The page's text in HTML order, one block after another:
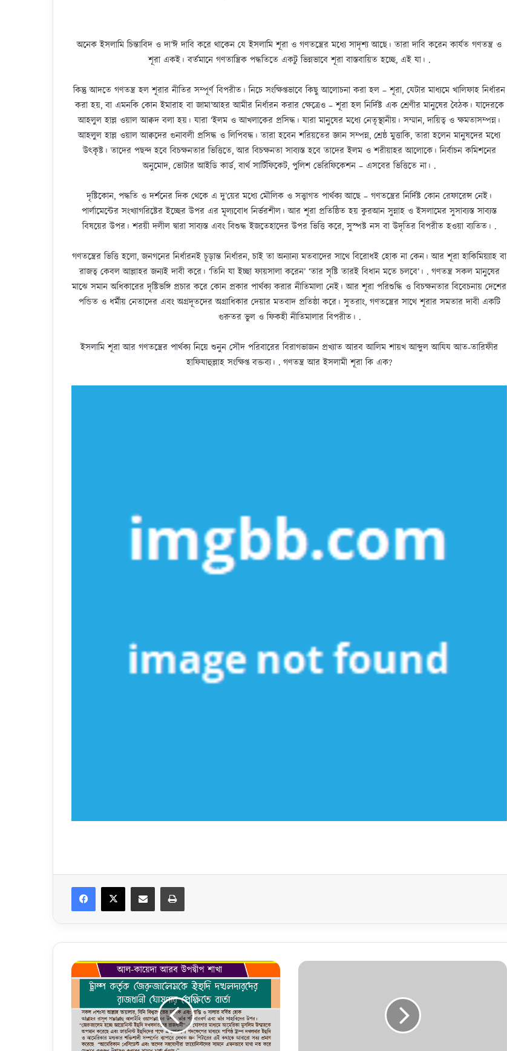
অনেক ইসলামি চিন্তাবিদ ও দা’ঈ দাবি করে থাকেন যে ইসলামি শূরা ও গণতন্ত্রের মধ্যে সাদৃশ্য আছে। তারা দাবি করেন কার্যত গণতন্ত্র ও
শূরা একই। বর্তমানে গণতান্ত্রিক পদ্ধতিতে একটু ভিন্নভাবে শূরা বাস্তবায়িত হচ্ছে, এই যা। .
কিন্তু আদতে গণতন্ত্র হল শূরার নীতির সম্পূর্ণ বিপরীত। নিচে সংক্ষিপ্তভাবে কিছু আলোচনা করা হল – শূরা, যেটার মাধ্যমে খালিফাহ নির্ধারন
করা হয়, বা এমনকি কোন ইমারাহ বা জামা’আহর আমীর নির্ধারন করার ক্ষেত্রেও – শূরা হল নির্দিষ্ট এক শ্রেণীর মানুষের বৈঠক। যাদেরকে
আহলুল হাল্ল ওয়াল আক্বদ বলা হয়। যারা ‘ইলম ও আখলাকের প্রসিদ্ধ। যারা মানুষের মধ্যে নেতৃস্থানীয়। সম্মান, দায়িত্ব ও ক্ষমতাসম্পন্ন।
আহলুল হাল্ল ওয়াল আক্বদের গুনাবলী প্রসিদ্ধ ও লিপিবদ্ধ। তারা হবেন শরিয়তের জ্ঞান সম্পন্ন, শ্রেষ্ঠ মুত্তাকি, তারা হলেন মানুষদের মধ্যে
উৎকৃষ্ট। তাদের পছন্দ হবে বিচক্ষনতার ভিত্তিতে, আর বিচক্ষনতা সাব্যস্ত হবে তাদের ইলম ও শরীয়াহর আলোকে। নির্বাচন কমিশনের
অনুমোদ, ভোটার আইডি কার্ড, বার্থ সার্টিফিকেট, পুলিশ ভেরিফিকেশন – এসবের ভিত্তিতে না। .
দৃষ্টিকোন, পদ্ধতি ও দর্শনের দিক থেকে এ দু’য়ের মধ্যে মৌলিক ও সত্ত্বাগত পার্থক্য আছে – গণতন্ত্রের নির্দিষ্ট কোন রেফারেন্স নেই।
পার্লামেন্টের সংখ্যাগরিষ্টের ইচ্ছের উপর এর মূল্যবোধ নির্ভরশীল। আর শূরা প্রতিষ্ঠিত হয় কুরআন সুন্নাহ ও ইসলামের সুসাব্যস্ত সাব্যস্ত
বিষয়ের উপর। শরয়ী দলীল দ্বারা সাব্যস্ত এবং বিশুদ্ধ ইজতেহাদের উপর ভিত্তি করে, সুস্পষ্ট নস বা উদৃতির বিপরীত হওয়া ব্যতিত। .
গণতন্ত্রের ভিত্তি হলো, জনগনের নির্ধারনই চূড়ান্ত নির্ধারন, চাই তা অন্যান্য মতবাদের সাথে বিরোধই হোক না কেন। আর শূরা হাকিমিয়্যাহ বা
রাজত্ব কেবল আল্লাহর জন্যই দাবী করে। ‘তিনি যা ইচ্ছা ফায়সালা করেন’ ‘তার সৃষ্টি তারই বিধান মতে চলবে’। . গণতন্ত্র সকল মানুষের
মাঝে সমান অধিকারের দৃষ্টিভঙ্গি প্রচার করে কোন প্রকার পার্থক্য করার নীতিমালা নেই। আর শূরা পরিশুদ্ধি ও বিচক্ষনতার বিবেচনায় দেশের
পন্ডিত ও ধর্মীয় নেতাদের এবং অগ্রদূতদের অগ্রাধিকার দেয়ার মতবাদ প্রতিষ্ঠা করে। সুতরাং, গণতন্ত্রের সাথে শূরার সমতার দাবী একটি
গুরুতর ভুল ও ফিকহী নীতিমালার বিপরীত। .
ইসলামি শূরা আর গণতন্ত্রের পার্থক্য নিয়ে শুনুন সৌদ পরিবারের বিরাগভাজন প্রখ্যাত আরব আলিম শায়খ আব্দুল আযিয আত-তারিফীর
হাফিযাহুল্লাহ সংক্ষিপ্ত বক্তব্য। . গণতন্ত্র আর ইসলামী শূরা কি এক?
ট্রা
ম্প
বি